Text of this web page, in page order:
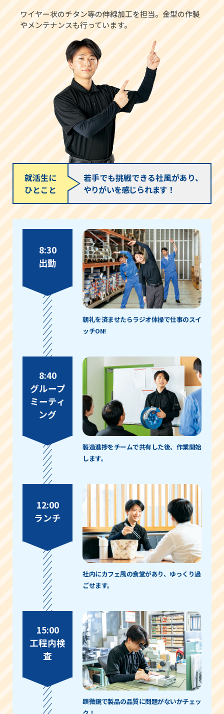
ワイヤー状のチタン等の伸線加工を担当。金型の作製
やメンテナンスも行っています。
就活生に
ひとこと
若手でも挑戦できる社風があり、
やりがいを感じられます！
8:30
出勤
朝礼を済ませたらラジオ体操で仕事のスイ
ッチON!
8:40
グループ
ミーティ
ング
製造進捗をチームで共有した後、作業開始
します。
12:00
ランチ
社内にカフェ風の食堂があり、ゆっくり過
ごせます。
15:00
工程内検
査
顕微鏡で製品の品質に問題がないかチェッ